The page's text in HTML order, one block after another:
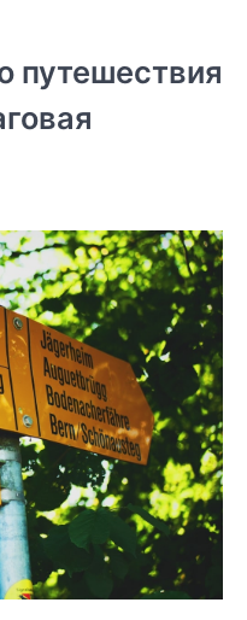
путешествия